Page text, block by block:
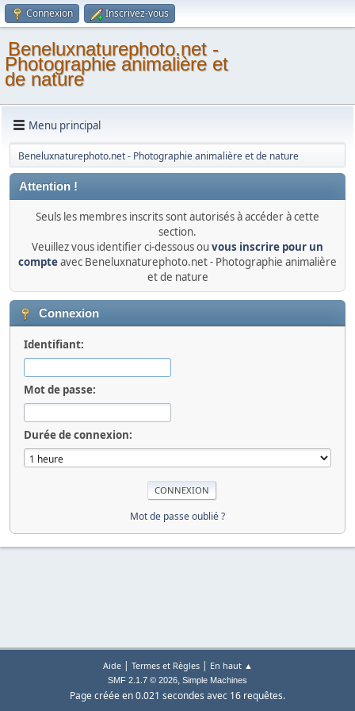
Connexion Inscrivez-vous
Beneluxnaturephoto.net -
Photographie animalière et
de nature
Menu principal
Beneluxnaturephoto.net - Photographie animalière et de nature
Attention !
Seuls les membres inscrits sont autorisés à accéder à cette
section.
Veuillez vous identifier ci-dessous ou vous inscrire pour un
compteavec Beneluxnaturephoto.net - Photographie animalière
et de nature
Connexion
Identifiant:
Mot de passe:
Durée de connexion:
Mot de passe oublié ?
Aide| Termes et Règles| En haut ▲
SMF 2.1.7 © 2026, Simple Machines
Page créée en 0.021 secondes avec 16 requêtes.